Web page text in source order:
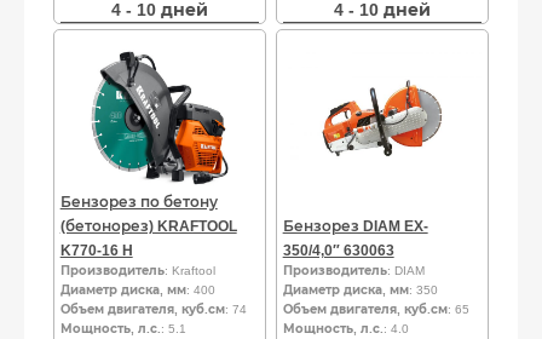
4 - 10 дней 4 - 10 дней
Бензорез по бетону
(бетонорез) KRAFTOOL
K770-16 H
Производитель: Kraftool
Диаметр диска, мм: 400
Объем двигателя, куб.см: 74
Мощность, л.с. : 5.1
Бензорез DIAM EX-
350/4,0″ 630063
Производитель: DIAM
Диаметр диска, мм: 350
Объем двигателя, куб.см: 65
Мощность, л.с. : 4.0